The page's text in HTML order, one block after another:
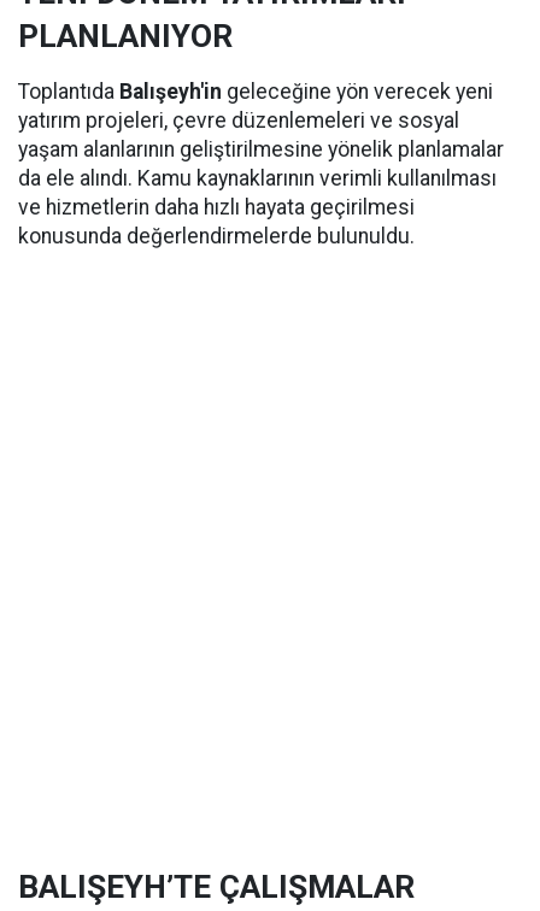
PLANLANIYOR
Toplantıda Balışeyh'in geleceğine yön verecek yeni
yatırım projeleri, çevre düzenlemeleri ve sosyal
yaşam alanlarının geliştirilmesine yönelik planlamalar
da ele alındı. Kamu kaynaklarının verimli kullanılması
ve hizmetlerin daha hızlı hayata geçirilmesi
konusunda değerlendirmelerde bulunuldu.
BALIŞEYH’TE ÇALIŞMALAR